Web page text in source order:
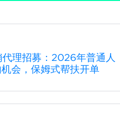
理招募：2026年普通人
会，保姆式帮扶开单